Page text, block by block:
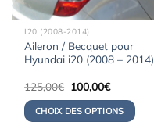
I20 (2008-2014)
Aileron / Becquet pour
Hyundai i20 (2008 – 2014)
125,00€ Le
prix
initial
était :
125,00€.
100,00€Le
actuel
est :
100,00€.
CHOIX DES OPTIONS